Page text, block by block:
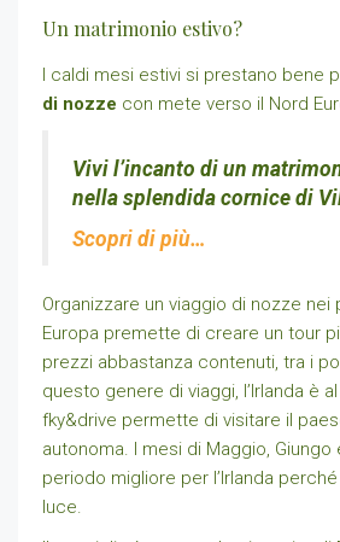
Un matrimonio estivo?
I caldi mesi estivi si prestano bene
di nozze con mete verso il Nord
Vivi l’incanto di un
nella splendida cornice di
Scopri di più…
Organizzare un viaggio di nozze nei
Europa premette di creare un tour
prezzi abbastanza contenuti, tra i
questo genere di viaggi, l’Irlanda è
fky&drive permette di visitare il
autonoma. I mesi di Maggio, Giungo
periodo migliore per l’Irlanda
luce.